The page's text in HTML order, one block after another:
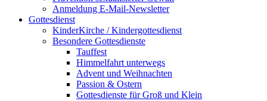
Anmeldung E-Mail-Newsletter
Gottesdienst
KinderKirche / Kindergottesdienst
Besondere Gottesdienste
Tauffest
Himmelfahrt unterwegs
Advent und Weihnachten
Passion & Ostern
Gottesdienste für Groß und Klein